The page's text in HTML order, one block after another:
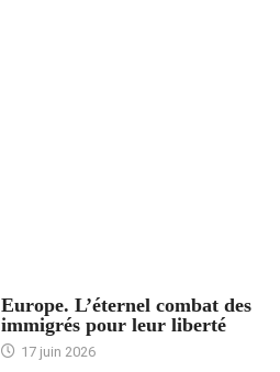
Europe. L’éternel combat des
immigrés pour leur liberté
17 juin 2026